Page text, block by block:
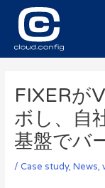
FIXERが
ボし、自
基盤でバ
/ Case study, News,